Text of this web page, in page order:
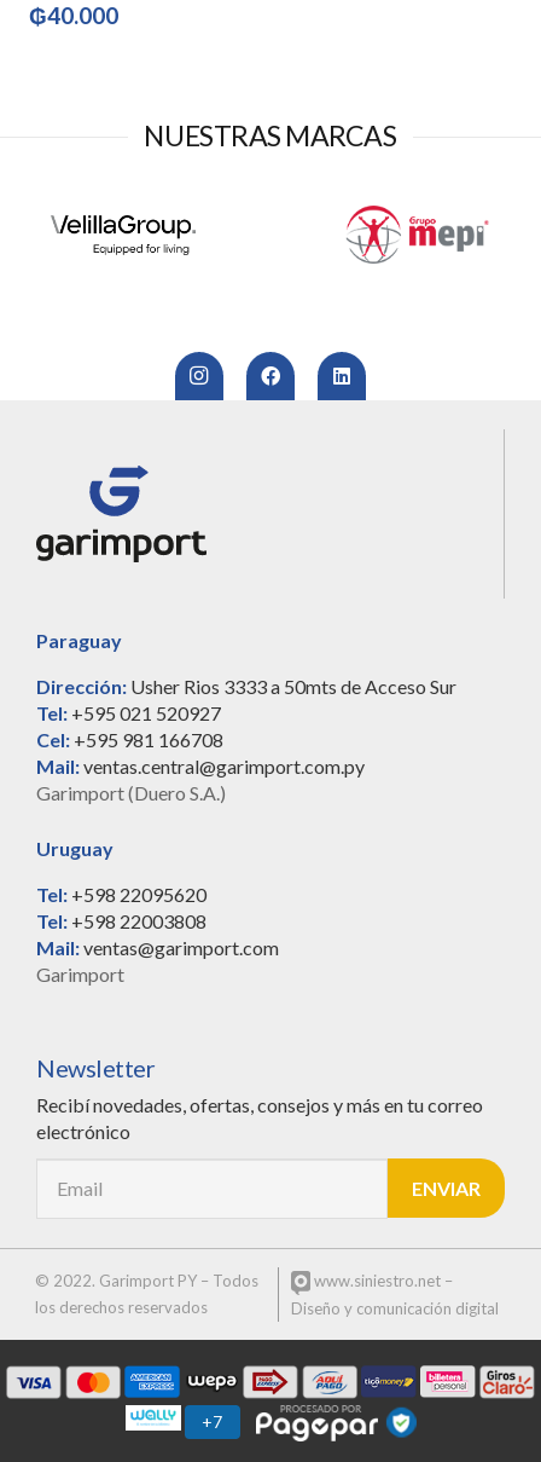
₲40.000
NUESTRAS MARCAS
Paraguay
Dirección: Usher Rios 3333 a 50mts de Acceso Sur
Tel: +595 021 520927
Cel: +595 981 166708
Mail:ventas.central@garimport.com.py
Garimport (Duero S.A.)
Uruguay
Tel: +598 22095620
Tel: +598 22003808
Mail:ventas@garimport.com
Garimport
Newsletter
Recibí novedades, ofertas, consejos y más en tu correo
electrónico
© 2022. Garimport PY – Todos
los derechos reservados
www.siniestro.net –
Diseño y comunicación digital